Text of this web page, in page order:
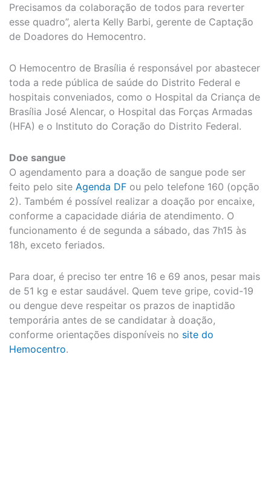
Precisamos da colaboração de todos para reverter
esse quadro”, alerta Kelly Barbi, gerente de Captação
de Doadores do Hemocentro.
O Hemocentro de Brasília é responsável por abastecer
toda a rede pública de saúde do Distrito Federal e
hospitais conveniados, como o Hospital da Criança de
Brasília José Alencar, o Hospital das Forças Armadas
(HFA) e o Instituto do Coração do Distrito Federal.
Doe sangue
O agendamento para a doação de sangue pode ser
feito pelo site Agenda DF ou pelo telefone 160 (opção
2). Também é possível realizar a doação por encaixe,
conforme a capacidade diária de atendimento. O
funcionamento é de segunda a sábado, das 7h15 às
18h, exceto feriados.
Para doar, é preciso ter entre 16 e 69 anos, pesar mais
de 51 kg e estar saudável. Quem teve gripe, covid-19
ou dengue deve respeitar os prazos de inaptidão
temporária antes de se candidatar à doação,
conforme orientações disponíveis no site do
Hemocentro.